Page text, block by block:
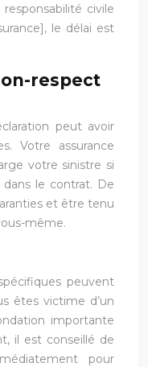
civile
le délai est
respect
peut avoir
Votre assurance
votre sinistre si
le contrat. De
et être tenu
même.
peuvent
êtes victime d’un
importante
il est conseillé de
pour